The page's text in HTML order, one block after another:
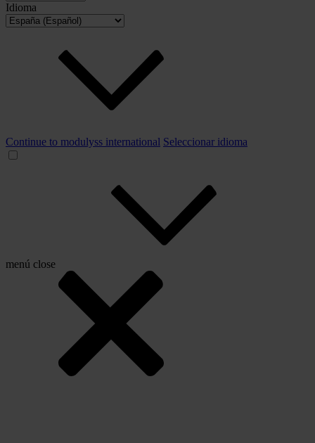
Idioma
Continue to modulyss international Seleccionar idioma
menú close